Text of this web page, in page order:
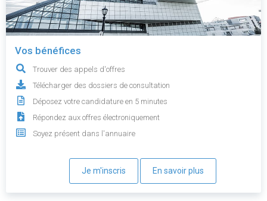
Vos bénéfices
Trouver des appels d'offres
Télécharger des dossiers de consultation
Déposez votre candidature en 5 minutes
Répondez aux offres électroniquement
Soyez présent dans l'annuaire
Je m'inscris En savoir plus